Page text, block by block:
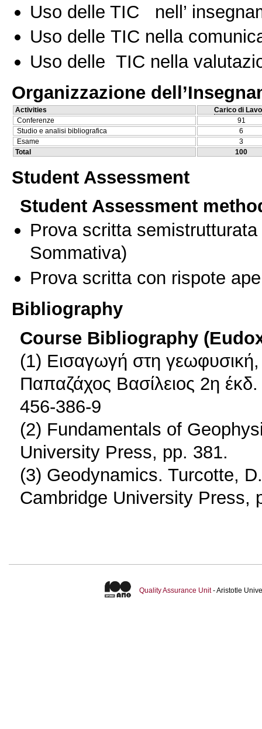
Uso delle TIC nell’
Uso delle TIC nella
Uso delle TIC nella
Organizzazione
Activities
Carico di
Conferenze
91
Studio e analisi bibliografica
6
Esame
3
Total
100
Student Assessment
Student Assessment
Prova scritta
Sommativa)
Prova scritta con rispote
Bibliography
Course Bibliography
(1) Εισαγωγή στη
Παπαζάχος Βασίλειος 2η
456-386-9
(2) Fundamentals of
University Press, pp. 381.
(3) Geodynamics. Turcotte,
Cambridge University Press,
Quality Assurance Unit- Aristotle